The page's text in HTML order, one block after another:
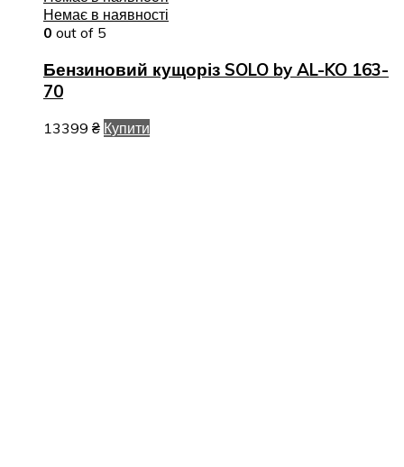
Немає в наявності
0 out of 5
Бензиновий кущоріз SOLO by AL-KO 163-
70
13399 ₴ Купити